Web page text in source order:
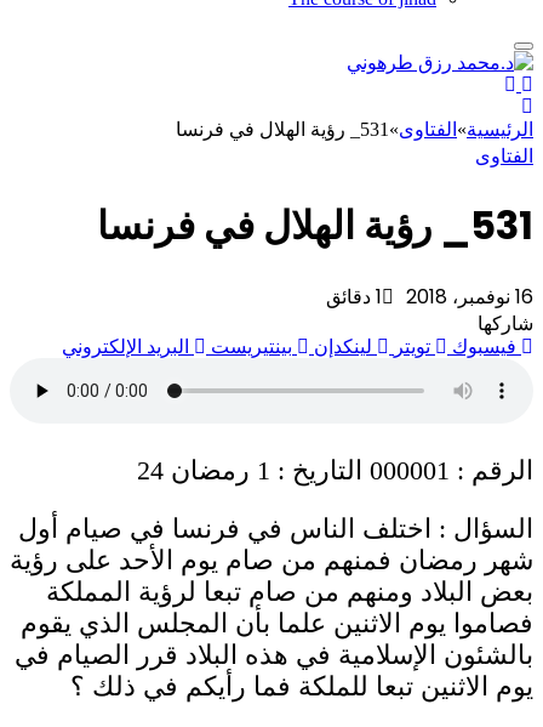
الرئيسية» الفتاوى» 531_ رؤية الهلال في فرنسا
الفتاوى
531_ رؤية الهلال في فرنسا
16 نوفمبر، 2018 1 دقائق
شاركها
فيسبوك
تويتر لينكدإن بينتيريست البريد الإلكتروني
الرقم : 000001 التاريخ : 1 رمضان 24
السؤال : اختلف الناس في فرنسا في صيام أول
شهر رمضان فمنهم من صام يوم الأحد على رؤية
بعض البلاد ومنهم من صام تبعا لرؤية المملكة
فصاموا يوم الاثنين علما بأن المجلس الذي يقوم
بالشئون الإسلامية في هذه البلاد قرر الصيام في
يوم الاثنين تبعا للملكة فما رأيكم في ذلك ؟